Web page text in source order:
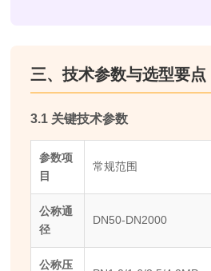
三、技术参数与选型要点
3.1 关键技术参数
参数项
目
常规范围
公称通
径
DN50-DN2000
公称压